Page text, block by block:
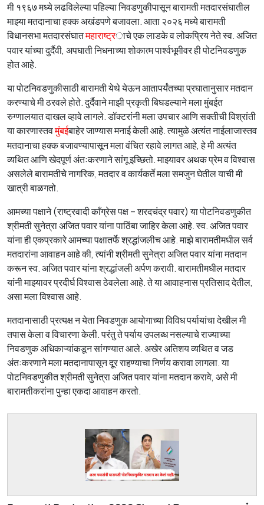
मी १९६७ मध्ये लढविलेल्या पहिल्या निवडणुकीपासून बारामती मतदारसंघातील
माझ्या मतदानाचा हक्क अखंडपणे बजावला. आता २०२६ मध्ये बारामती
विधानसभा मतदारसंघातमहाराष्ट्राचे एक लाडके व लोकप्रिय नेते स्व. अजित
पवार यांच्या दुर्दैवी, अपघाती निधनाच्या शोकात्म पार्श्वभूमीवर ही पोटनिवडणुक
होत आहे.
या पोटनिवडणुकीसाठी बारामती येथे येऊन आतापर्यंतच्या प्रघातानुसार मतदान
करण्याचे मी ठरवले होते. दुर्दैवाने माझी प्रकृती बिघडल्याने मला मुंबईत
रुग्णालयात दाखल व्हावे लागले. डॉक्टरांनी मला उपचार आणि सक्तीची विश्रांती
या कारणास्तवमुंबईबाहेर जाण्यास मनाई केली आहे. त्यामुळे अत्यंत नाईलाजास्तव
मतदानाचा हक्क बजावण्यापासून मला वंचित रहावे लागत आहे, हे मी अत्यंत
व्यथित आणि खेदपूर्ण अंत:करणाने सांगू इच्छितो. माझ्यावर अथक प्रेम व विश्वास
असलेले बारामतीचे नागरिक, मतदार व कार्यकर्ते मला समजुन घेतील याची मी
खात्री बाळगतो.
आमच्या पक्षाने (राष्ट्रवादी काँग्रेस पक्ष – शरदचंद्र पवार) या पोटनिवडणुकीत
श्रीमती सुनेत्रा अजित पवार यांना पाठिंबा जाहिर केला आहे. स्व. अजित पवार
यांना ही एकप्रकारे आमच्या पक्षातर्फे श्रद्धांजलीच आहे. माझे बारामतीमधील सर्व
मतदारांना आवाहन आहे की, त्यांनी श्रीमती सुनेत्रा अजित पवार यांना मतदान
करून स्व. अजित पवार यांना श्रद्धांजली अर्पण करावी. बारामतीमधील मतदार
यांनी माझ्यावर प्रदीर्घ विश्वास ठेवलेला आहे. ते या आवाहनास प्रतिसाद देतील,
असा मला विश्वास आहे.
मतदानासाठी प्रत्यक्ष न येता निवडणुक आयोगाच्या विविध पर्यायांचा देखील मी
तपास केला व विचारणा केली. परंतु ते पर्याय उपलब्ध नसल्याचे राज्याच्या
निवडणुक अधिकाऱ्यांकडून सांगण्यात आले. अखेर अतिशय व्यथित व जड
अंत:करणाने मला मतदानापासून दूर राहण्याचा निर्णय करावा लागला. या
पोटनिवडणुकीत श्रीमती सुनेत्रा अजित पवार यांना मतदान करावे, असे मी
बारामतीकरांना पुन्हा एकदा आवाहन करतो.